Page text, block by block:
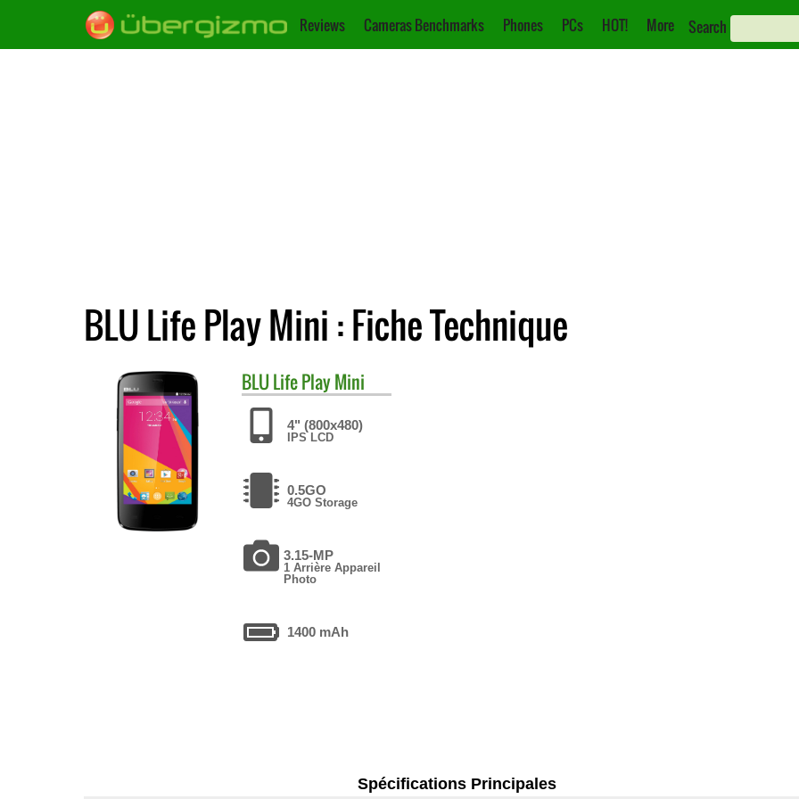
Reviews Cameras Benchmarks Phones PCs HOT! More Search
BLU Life Play Mini : Fiche Technique
BLULife Play Mini
4" (800x480)
IPS LCD
0.5GO
4GO Storage
3.15-MP
1 Arrière Appareil
Photo
1400 mAh
Spécifications Principales